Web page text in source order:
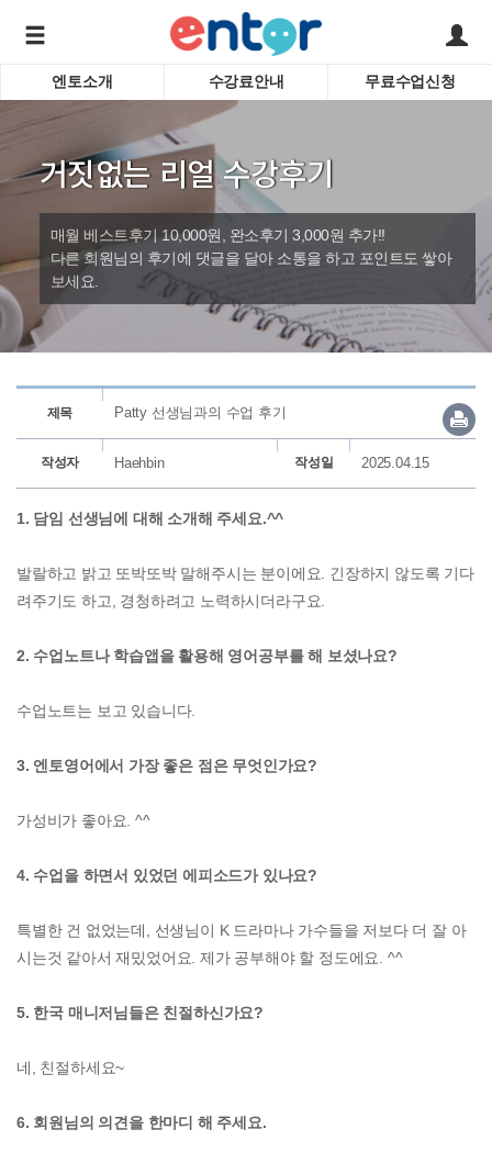
학습도우미 G1
바로가기
서비스안내
강사소개
회사소개
어린이
영자신
수업
엔토소개 수강료안내 무료수업신청
거짓없는 리얼 수강후기
매월 베스트후기 10,000원, 완소후기 3,000원 추가!!
다른 회원님의 후기에 댓글을 달아 소통을 하고 포인트도 쌓아
보세요.
제목 Patty 선생님과의 수업 후기
작성자 Haehbin 작성일 2025.04.15
1. 담임 선생님에 대해 소개해 주세요.^^
발랄하고 밝고 또박또박 말해주시는 분이에요. 긴장하지 않도록 기다
려주기도 하고, 경청하려고 노력하시더라구요.
2. 수업노트나 학습앱을 활용해 영어공부를 해 보셨나요?
수업노트는 보고 있습니다.
3. 엔토영어에서 가장 좋은 점은 무엇인가요?
가성비가 좋아요. ^^
4. 수업을 하면서 있었던 에피소드가 있나요?
특별한 건 없었는데, 선생님이 K 드라마나 가수들을 저보다 더 잘 아
시는것 같아서 재밌었어요. 제가 공부해야 할 정도에요. ^^
5. 한국 매니저님들은 친절하신가요?
네, 친절하세요~
6. 회원님의 의견을 한마디 해 주세요.